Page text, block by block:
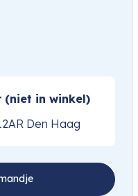
(niet in winkel)
Den Haag